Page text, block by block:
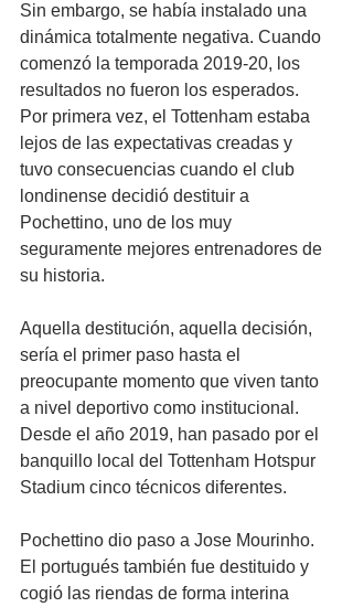
Sin embargo, se había instalado una
dinámica totalmente negativa. Cuando
comenzó la temporada 2019-20, los
resultados no fueron los esperados.
Por primera vez, el Tottenham estaba
lejos de las expectativas creadas y
tuvo consecuencias cuando el club
londinense decidió destituir a
Pochettino, uno de los muy
seguramente mejores entrenadores de
su historia.
Aquella destitución, aquella decisión,
sería el primer paso hasta el
preocupante momento que viven tanto
a nivel deportivo como institucional.
Desde el año 2019, han pasado por el
banquillo local del Tottenham Hotspur
Stadium cinco técnicos diferentes.
Pochettino dio paso a Jose Mourinho.
El portugués también fue destituido y
cogió las riendas de forma interina